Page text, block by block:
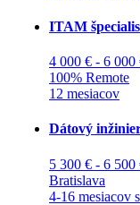
ITAM
4 000 € - 6 000
100% Remote
12 mesiacov
Dátový
5 300 € - 6 500
Bratislava
4-16 mesiacov